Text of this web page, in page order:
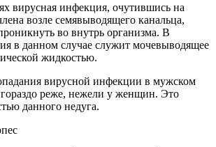
вирусная инфекция, очутившись на
возле семявыводящего канальца,
во внутрь организма. В
в данном случае служит мочевыводящее
жидкостью.
вирусной инфекции в мужском
реже, нежели у женщин. Это
данного недуга.